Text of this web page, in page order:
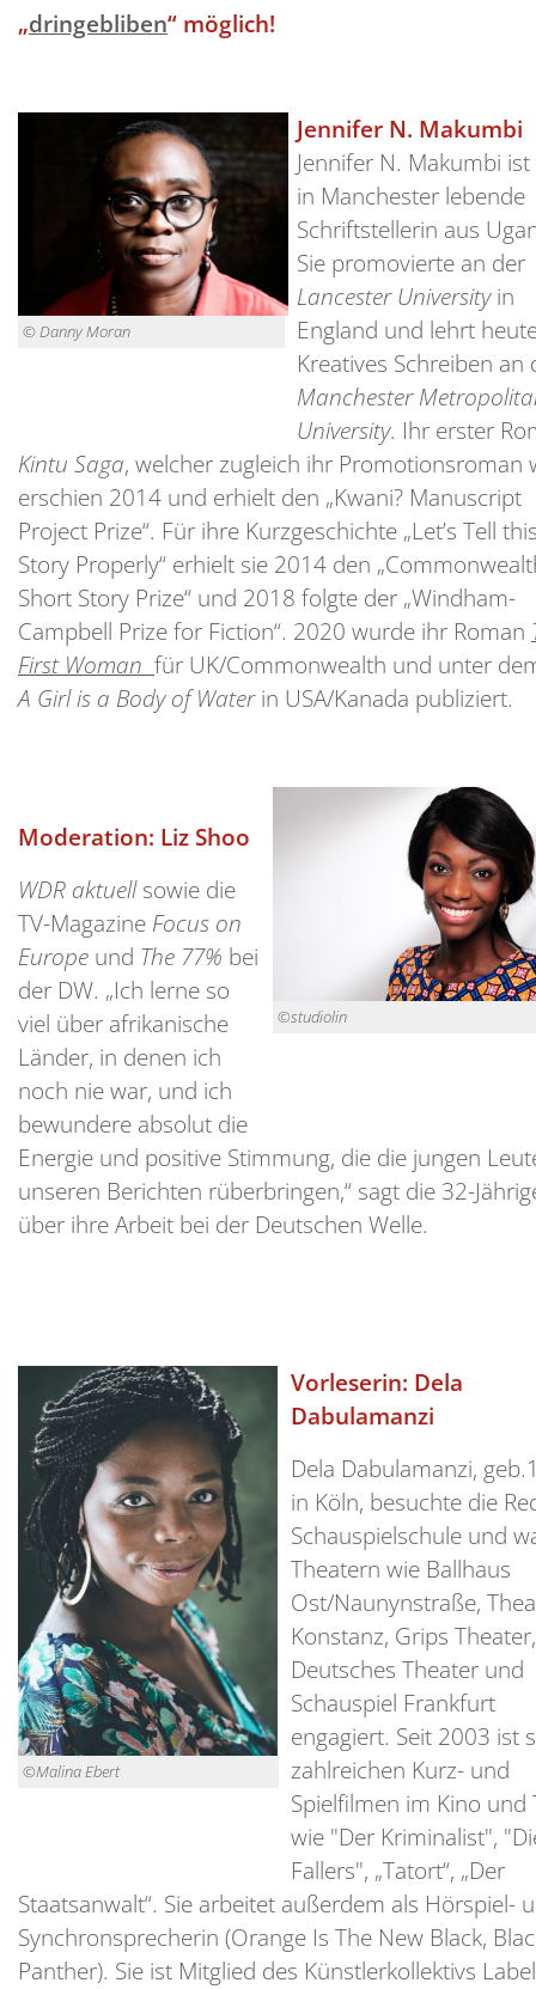
„dringebliben“ möglich!
© Danny Moran
Jennifer N. Makumbi
Jennifer N. Makumbi
in Manchester lebende
Schriftstellerin aus
Sie promovierte an der
Lancester Universityin
England und lehrt
Kreatives Schreiben an
Manchester
University. Ihr erster
Kintu Saga, welcher zugleich ihr Promotionsroman
erschien 2014 und erhielt den „Kwani? Manuscript
Project Prize“. Für ihre Kurzgeschichte „Let’s Tell
Story Properly“ erhielt sie 2014 den
Short Story Prize“ und 2018 folgte der „Windham-
Campbell Prize for Fiction“. 2020 wurde ihr Roman
First Woman für UK/Commonwealth und unter
A Girl is a Body of Waterin USA/Kanada publiziert.
©studiolin
Moderation: Liz Shoo
WDR aktuellsowie die
TV-Magazine Focus on
Europe und The 77% bei
der DW. „Ich lerne so
viel über afrikanische
Länder, in denen ich
noch nie war, und ich
bewundere absolut die
Energie und positive Stimmung, die die jungen
unseren Berichten rüberbringen,“ sagt die 32-
über ihre Arbeit bei der Deutschen Welle.
©Malina Ebert
Vorleserin: Dela
Dabulamanzi
Dela Dabulamanzi,
in Köln, besuchte die
Schauspielschule und
Theatern wie Ballhaus
Ost/Naunynstraße,
Konstanz, Grips Theater,
Deutsches Theater und
Schauspiel Frankfurt
engagiert. Seit 2003 ist
zahlreichen Kurz- und
Spielfilmen im Kino und
wie "Der Kriminalist",
Fallers", „Tatort“, „Der
Staatsanwalt“. Sie arbeitet außerdem als Hörspiel-
Synchronsprecherin (Orange Is The New Black,
Panther). Sie ist Mitglied des Künstlerkollektivs